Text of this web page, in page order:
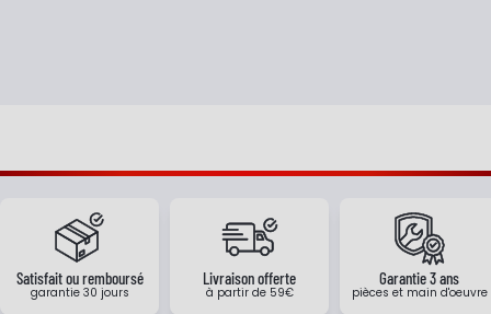
Satisfait ou remboursé
garantie 30 jours
Livraison offerte
à partir de 59€
Garantie 3 ans
pièces et main d'oeuvre